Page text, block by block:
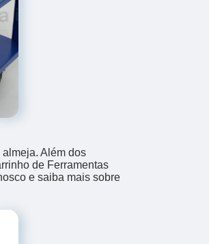
Além dos
de Ferramentas
e saiba mais sobre